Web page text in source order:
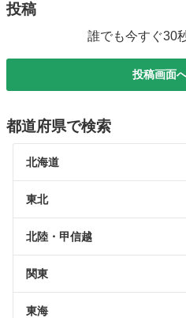
投稿
誰でも今すぐ30
投稿画面
都道府県で検索
北海道
東北
北陸・甲信越
関東
東海